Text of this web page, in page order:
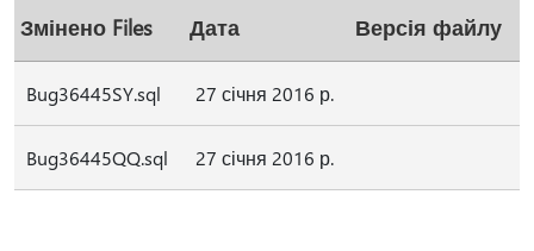
Змінено Files Дата Версія файлу
Bug36445SY.sql 27 січня 2016 р.
Bug36445QQ.sql 27 січня 2016 р.